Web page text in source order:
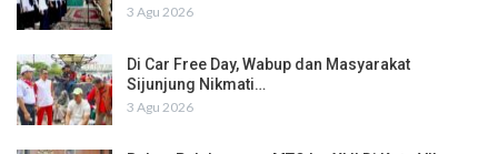
3 Agu 2026
Di Car Free Day, Wabup dan Masyarakat
Sijunjung Nikmati…
3 Agu 2026